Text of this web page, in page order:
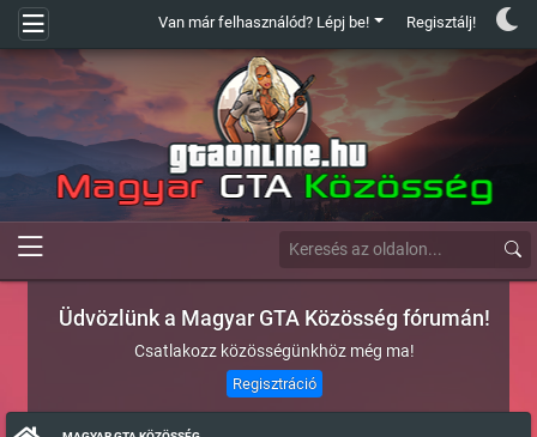
Van már felhasználód? Lépj be! Regisztálj!
Üdvözlünk a Magyar GTA Közösség fórumán!
Csatlakozz közösségünkhöz még ma!
Regisztráció